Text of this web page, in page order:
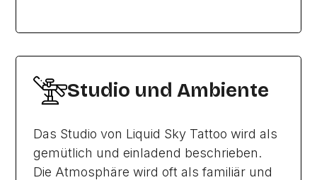
Studio und Ambiente
Das Studio von Liquid Sky Tattoo wird als
gemütlich und einladend beschrieben.
Die Atmosphäre wird oft als familiär und